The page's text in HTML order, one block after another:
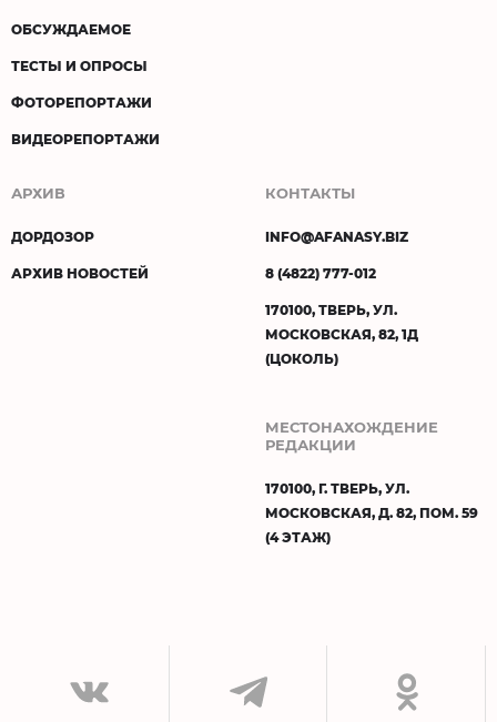
ОБСУЖДАЕМОЕ
ТЕСТЫ И ОПРОСЫ
ФОТОРЕПОРТАЖИ
ВИДЕОРЕПОРТАЖИ
АРХИВ
ДОРДОЗОР
АРХИВ НОВОСТЕЙ
КОНТАКТЫ
INFO@AFANASY.BIZ
8 (4822) 777-012
170100, ТВЕРЬ, УЛ.
МОСКОВСКАЯ, 82, 1Д
(ЦОКОЛЬ)
МЕСТОНАХОЖДЕНИЕ
РЕДАКЦИИ
170100, Г. ТВЕРЬ, УЛ.
МОСКОВСКАЯ, Д. 82, ПОМ. 59
(4 ЭТАЖ)